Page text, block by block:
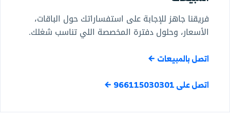
فريقنا جاهز للإجابة على استفساراتك حول الباقات،
الأسعار، وحلول دفترة المخصصة اللي تناسب شغلك.
اتصل بالمبيعات
اتصل على 966115030301